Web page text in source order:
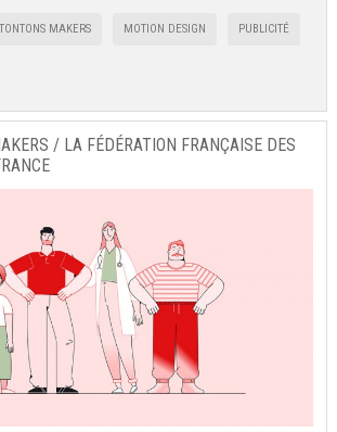
MAKERS MOTION DESIGN PUBLICITÉ
/ LA FÉDÉRATION FRANÇAISE DES